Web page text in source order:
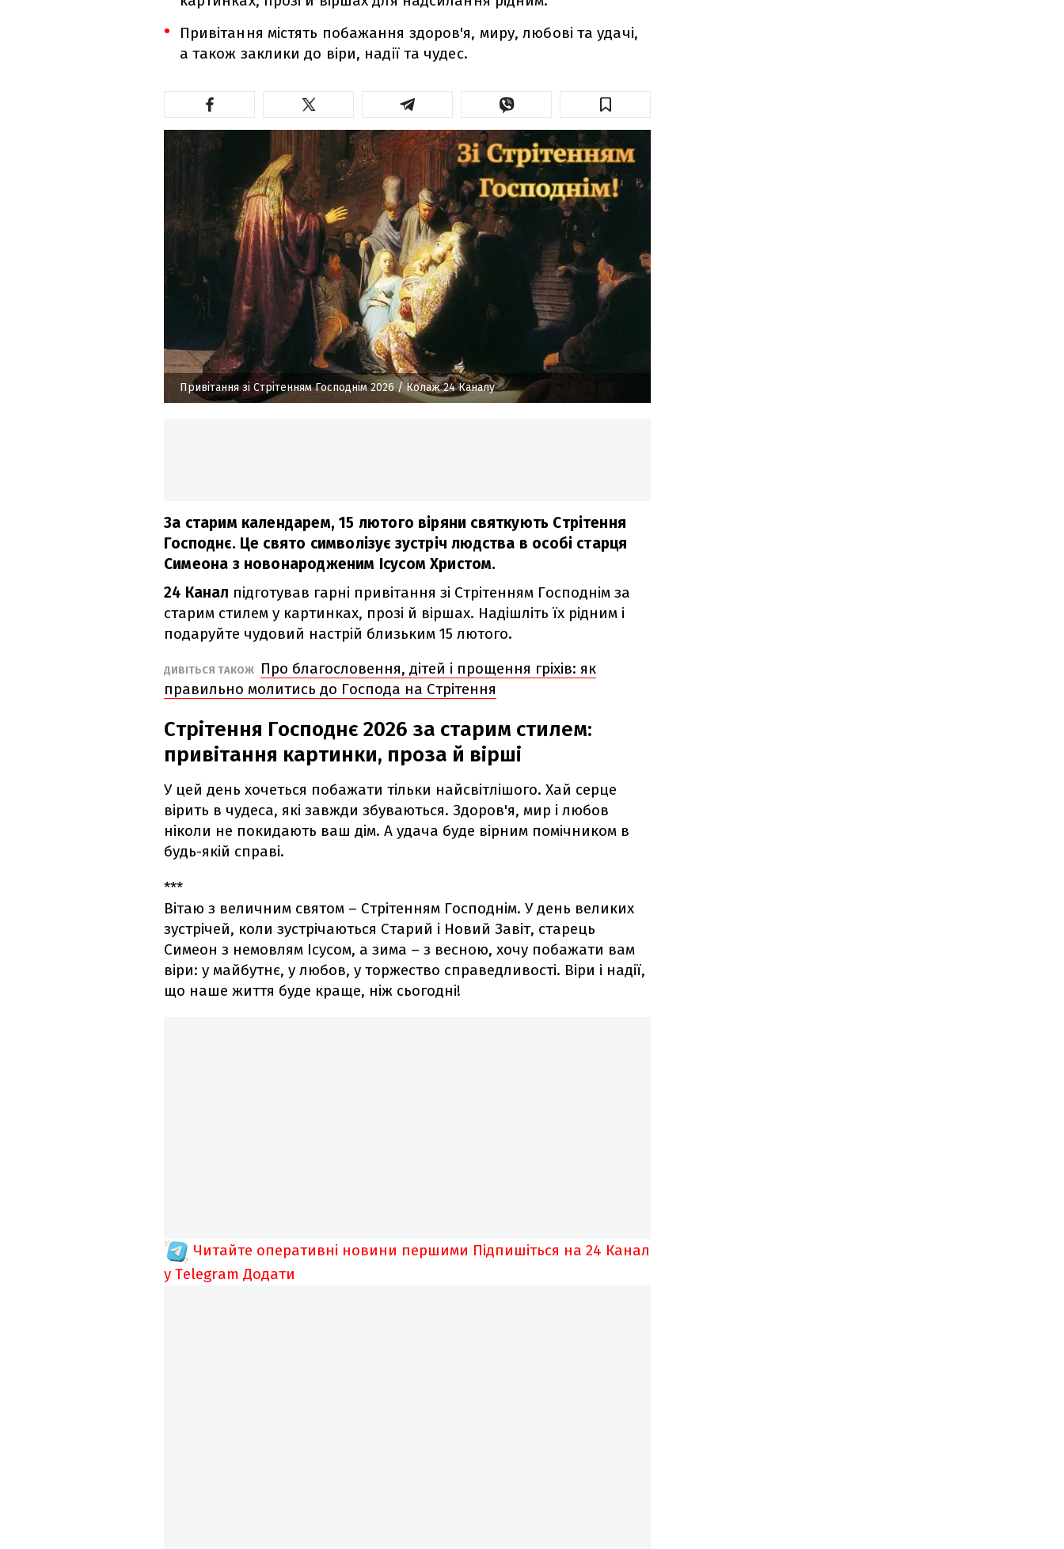
Привітання містять побажання здоров'я, миру, любові та удачі,
а також заклики до віри, надії та чудес.
Привітання зі Стрітенням Господнім 2026/ Колаж 24 Каналу
За старим календарем, 15 лютого віряни святкують Стрітення
Господнє. Це свято символізує зустріч людства в особі старця
Симеона з новонародженим Ісусом Христом.
24 Канал підготував гарні привітання зі Стрітенням Господнім за
старим стилем у картинках, прозі й віршах. Надішліть їх рідним і
подаруйте чудовий настрій близьким 15 лютого.
ДИВІТЬСЯ ТАКОЖ
Про благословення, дітей і прощення гріхів: як
правильно молитись до Господа на Стрітення
Стрітення Господнє 2026 за старим стилем:
привітання картинки, проза й вірші
У цей день хочеться побажати тільки найсвітлішого. Хай серце
вірить в чудеса, які завжди збуваються. Здоров'я, мир і любов
ніколи не покидають ваш дім. А удача буде вірним помічником в
будь-якій справі.
***
Вітаю з величним святом – Стрітенням Господнім. У день великих
зустрічей, коли зустрічаються Старий і Новий Завіт, старець
Симеон з немовлям Ісусом, а зима – з весною, хочу побажати вам
віри: у майбутнє, у любов, у торжество справедливості. Віри і надії,
що наше життя буде краще, ніж сьогодні!
Читайте оперативні новини першими Підпишіться на 24 Канал
у Telegram Додати